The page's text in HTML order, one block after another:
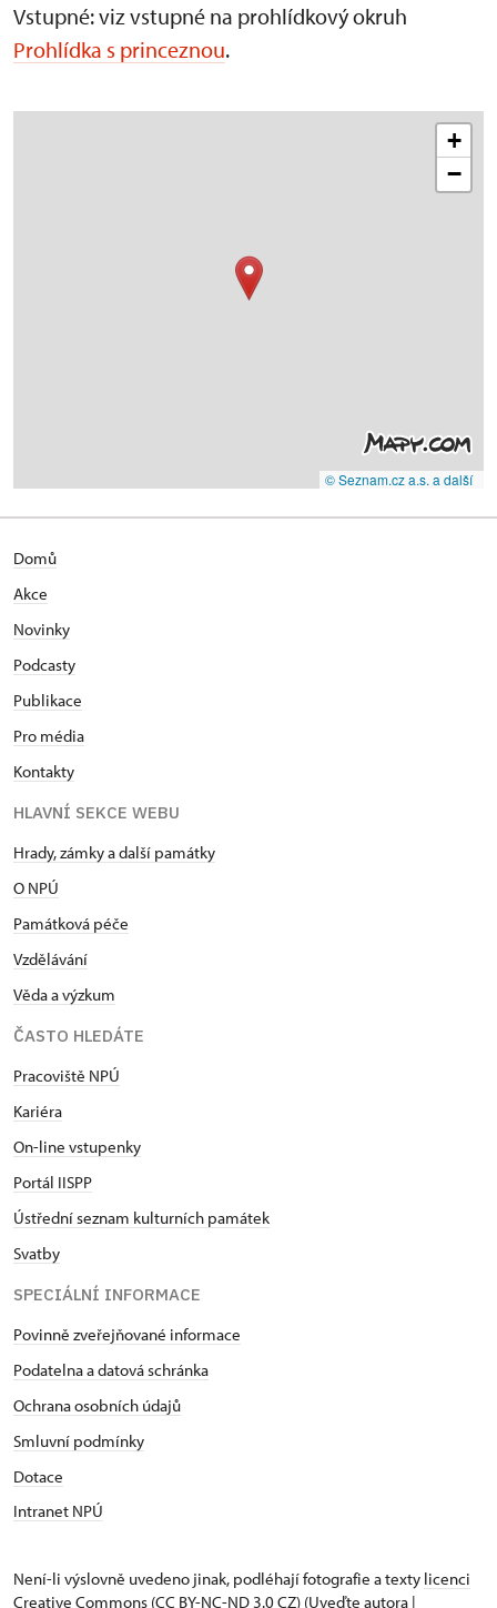
Vstupné: viz vstupné na prohlídkový okruh
Prohlídka s princeznou.
+
−
© Seznam.cz a.s. a další
Domů
Akce
Novinky
Podcasty
Publikace
Pro média
Kontakty
HLAVNÍ SEKCE WEBU
Hrady, zámky a další památky
O NPÚ
Památková péče
Vzdělávání
Věda a výzkum
ČASTO HLEDÁTE
Pracoviště NPÚ
Kariéra
On-line vstupenky
Portál IISPP
Ústřední seznam kulturních památek
Svatby
SPECIÁLNÍ INFORMACE
Povinně zveřejňované informace
Podatelna a datová schránka
Ochrana osobních údajů
Smluvní podmínky
Dotace
Intranet NPÚ
Není-li výslovně uvedeno jinak, podléhají fotografie a texty licenci
Creative Commons (CC BY-NC-ND 3.0 CZ) (Uveďte autora |